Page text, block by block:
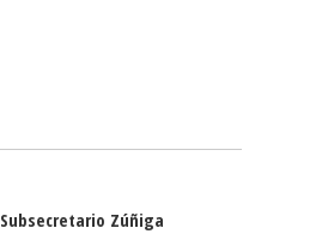
Subsecretario Zúñiga